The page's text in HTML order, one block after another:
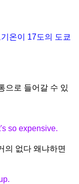
온이 17도의 도쿄
으로 들어갈 수 있
so expensive.
의 없다 왜냐하면